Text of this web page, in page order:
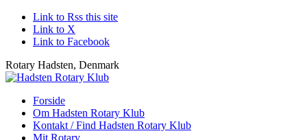
Link to Rss this site
Link to X
Link to Facebook
Rotary Hadsten, Denmark
Forside
Om Hadsten Rotary Klub
Kontakt / Find Hadsten Rotary Klub
Mit Rotary